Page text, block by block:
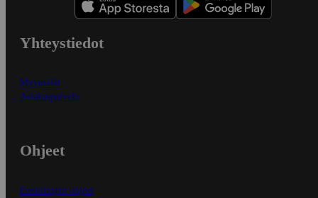
Yhteystiedot
Myymälät
Asiakaspalvelu
Ohjeet
Ensitilaajan ohjeet